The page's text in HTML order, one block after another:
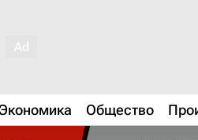
Общество